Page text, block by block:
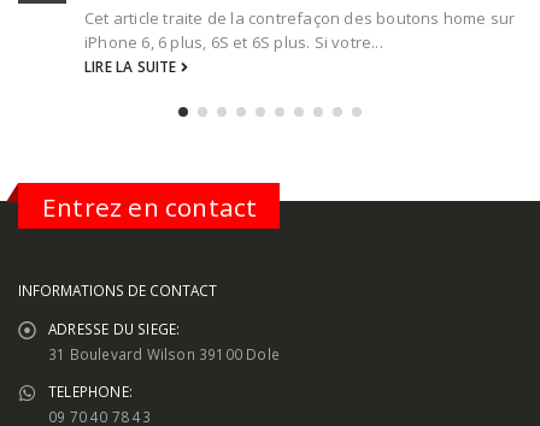
Cet article traite de la contrefaçon des boutons home sur
iPhone 6, 6 plus, 6S et 6S plus. Si votre...
LIRE LA SUITE
Entrez en contact
INFORMATIONS DE CONTACT
ADRESSE DU SIEGE:
31 Boulevard Wilson 39100 Dole
TELEPHONE:
09 70 40 78 43